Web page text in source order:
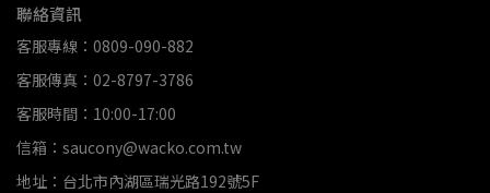
聯絡資訊
客服專線：0809-090-882
客服傳真：02-8797-3786
客服時間：10:00-17:00
信箱：saucony@wacko.com.tw
地址：台北市內湖區瑞光路192號5F